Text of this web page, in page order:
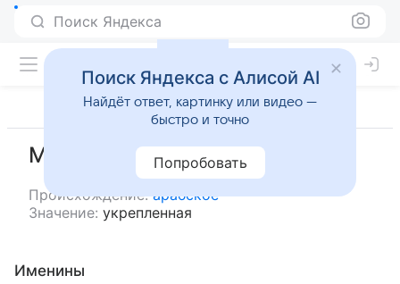
Поиск Яндекса
Махсуна
Происхождение: арабское
Значение: укрепленная
Именины
Поиск Яндекса с Алисой AI
Найдёт ответ, картинку или видео —
быстро и точно
Попробовать